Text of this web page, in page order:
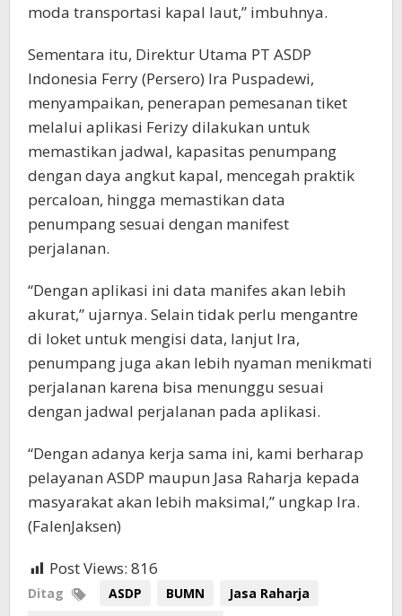
moda transportasi kapal laut,” imbuhnya.
Sementara itu, Direktur Utama PT ASDP
Indonesia Ferry (Persero) Ira Puspadewi,
menyampaikan, penerapan pemesanan tiket
melalui aplikasi Ferizy dilakukan untuk
memastikan jadwal, kapasitas penumpang
dengan daya angkut kapal, mencegah praktik
percaloan, hingga memastikan data
penumpang sesuai dengan manifest
perjalanan.
“Dengan aplikasi ini data manifes akan lebih
akurat,” ujarnya. Selain tidak perlu mengantre
di loket untuk mengisi data, lanjut Ira,
penumpang juga akan lebih nyaman menikmati
perjalanan karena bisa menunggu sesuai
dengan jadwal perjalanan pada aplikasi.
“Dengan adanya kerja sama ini, kami berharap
pelayanan ASDP maupun Jasa Raharja kepada
masyarakat akan lebih maksimal,” ungkap Ira.
(FalenJaksen)
Post Views: 816
Ditag ASDP BUMN
Jasa Raharja